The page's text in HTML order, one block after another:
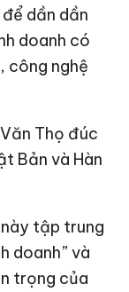
dần dần
doanh có
công nghệ
Thọ đúc
Bản và Hàn
tập trung
doanh” và
trọng của